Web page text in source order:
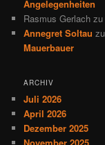
Angelegenheiten
Rasmus Gerlach
Annegret Soltau zu
Mauerbauer
ARCHIV
Juli 2026
April 2026
Dezember 2025
November 2025